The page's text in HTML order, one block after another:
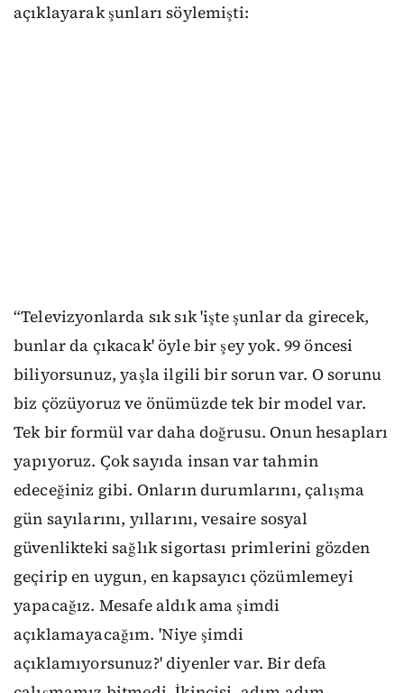
açıklayarak şunları söylemişti:
“Televizyonlarda sık sık 'işte şunlar da girecek,
bunlar da çıkacak' öyle bir şey yok. 99 öncesi
biliyorsunuz, yaşla ilgili bir sorun var. O sorunu
biz çözüyoruz ve önümüzde tek bir model var.
Tek bir formül var daha doğrusu. Onun hesapları
yapıyoruz. Çok sayıda insan var tahmin
edeceğiniz gibi. Onların durumlarını, çalışma
gün sayılarını, yıllarını, vesaire sosyal
güvenlikteki sağlık sigortası primlerini gözden
geçirip en uygun, en kapsayıcı çözümlemeyi
yapacağız. Mesafe aldık ama şimdi
açıklamayacağım. 'Niye şimdi
açıklamıyorsunuz?' diyenler var. Bir defa